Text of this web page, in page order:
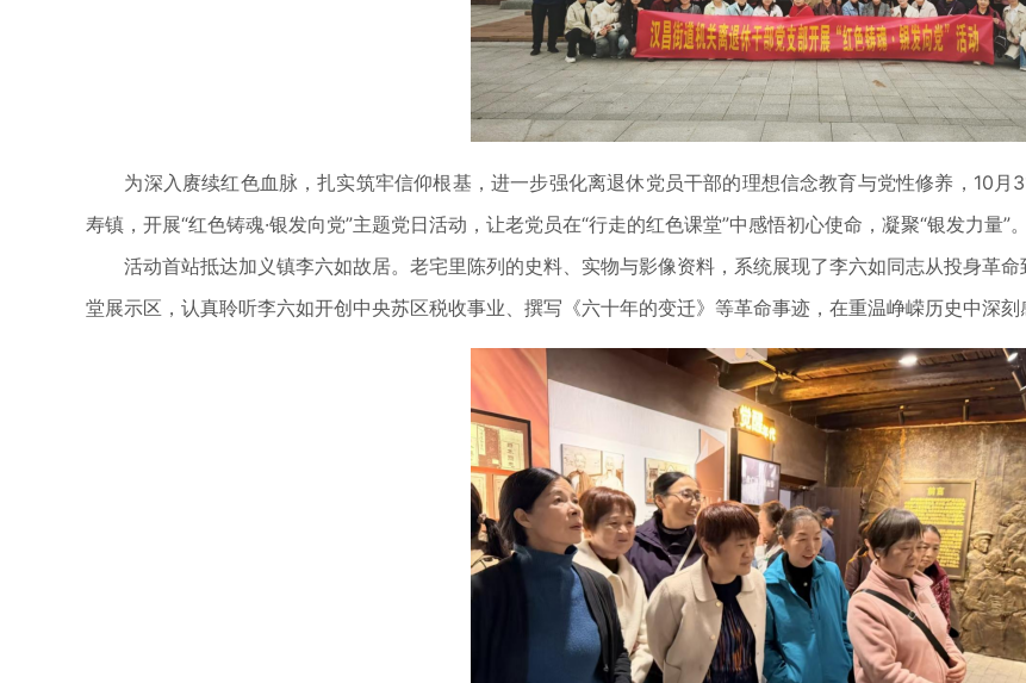
为深入赓续红色血脉，扎实筑牢信仰根基，进一步强化离退休党员干部的理想信念教育与党性修养，10月
寿镇，开展“红色铸魂·银发向党”主题党日活动，让老党员在“行走的红色课堂”中感悟初心使命，凝聚“银发力量”。
活动首站抵达加义镇李六如故居。老宅里陈列的史料、实物与影像资料，系统展现了李六如同志从投身革
堂展示区，认真聆听李六如开创中央苏区税收事业、撰写《六十年的变迁》等革命事迹，在重温峥嵘历史中深刻